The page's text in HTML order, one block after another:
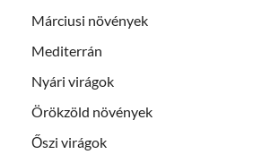
Márciusi növények
Mediterrán
Nyári virágok
Örökzöld növények
Őszi virágok